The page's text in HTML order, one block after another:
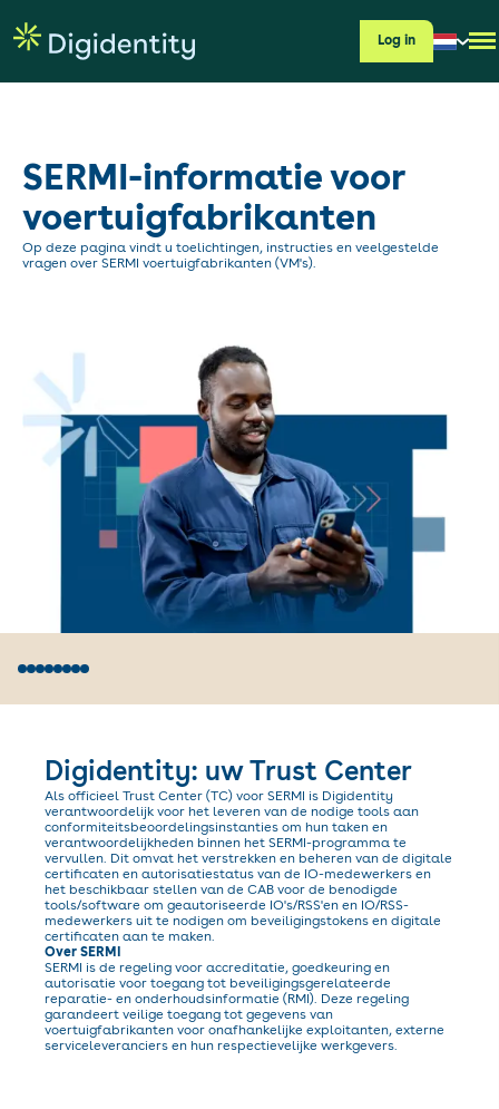
Log in
SERMI-informatie voor
voertuigfabrikanten
Op deze pagina vindt u toelichtingen, instructies en veelgestelde
vragen over SERMI voertuigfabrikanten (VM's).
Digidentity: uw Trust Center
Als officieel Trust Center (TC) voor SERMI is Digidentity
verantwoordelijk voor het leveren van de nodige tools aan
conformiteitsbeoordelingsinstanties om hun taken en
verantwoordelijkheden binnen het SERMI-programma te
vervullen. Dit omvat het verstrekken en beheren van de digitale
certificaten en autorisatiestatus van de IO-medewerkers en
het beschikbaar stellen van de CAB voor de benodigde
tools/software om geautoriseerde IO's/RSS'en en IO/RSS-
medewerkers uit te nodigen om beveiligingstokens en digitale
certificaten aan te maken.
Over SERMI
SERMI is de regeling voor accreditatie, goedkeuring en
autorisatie voor toegang tot beveiligingsgerelateerde
reparatie- en onderhoudsinformatie (RMI). Deze regeling
garandeert veilige toegang tot gegevens van
voertuigfabrikanten voor onafhankelijke exploitanten, externe
serviceleveranciers en hun respectievelijke werkgevers.